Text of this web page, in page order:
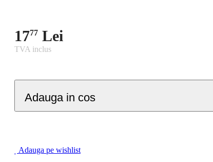
1777 Lei
TVA inclus
Adauga in cos
Adauga pe wishlist